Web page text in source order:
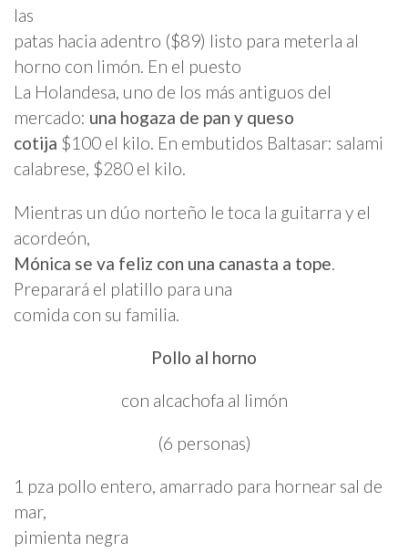
las
patas hacia adentro ($89) listo para meterla al
horno con limón. En el puesto
La Holandesa, uno de los más antiguos del
mercado: una hogaza de pan y queso
cotija $100 el kilo. En embutidos Baltasar: salami
calabrese, $280 el kilo.
Mientras un dúo norteño le toca la guitarra y el
acordeón,
Mónica se va feliz con una canasta a tope
Preparará el platillo para una
comida con su familia.
Pollo al horno
con alcachofa al limón
(6 personas)
1 pza pollo entero, amarrado para hornear sal de
mar,
pimienta negra